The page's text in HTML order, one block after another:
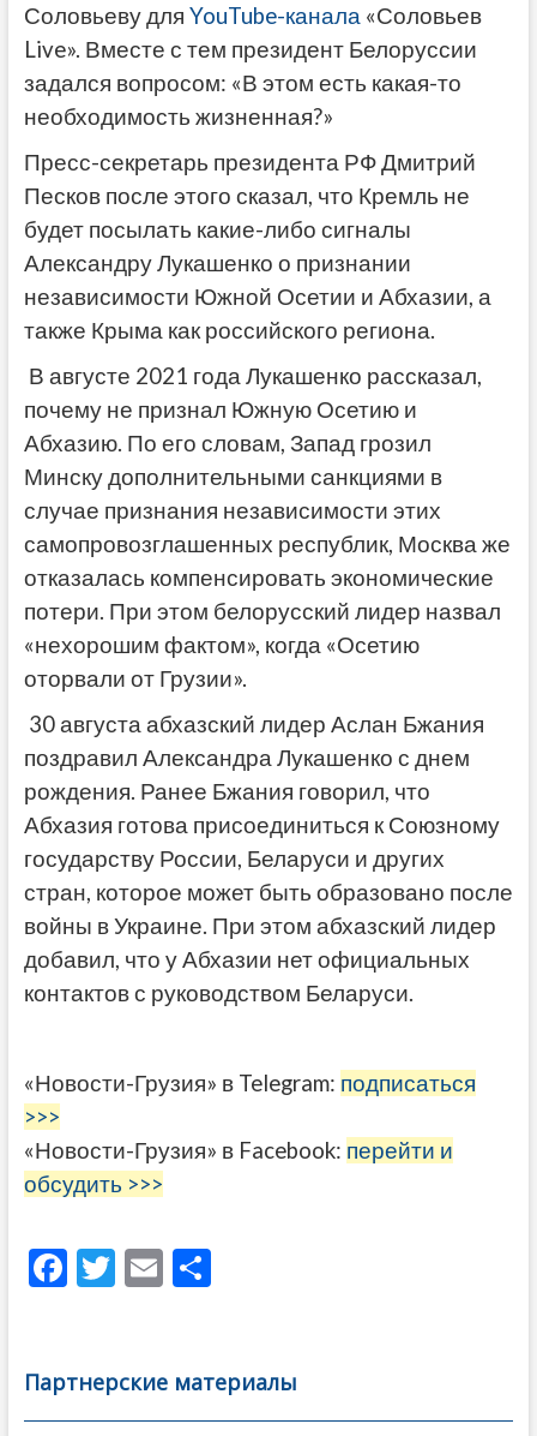
Соловьеву для YouTube-канала «Соловьев
Live». Вместе с тем президент Белоруссии
задался вопросом: «В этом есть какая-то
необходимость жизненная?»
Пресс-секретарь президента РФ Дмитрий
Песков после этого сказал, что Кремль не
будет посылать какие-либо сигналы
Александру Лукашенко о признании
независимости Южной Осетии и Абхазии, а
также Крыма как российского региона.
В августе 2021 года Лукашенко рассказал,
почему не признал Южную Осетию и
Абхазию. По его словам, Запад грозил
Минску дополнительными санкциями в
случае признания независимости этих
самопровозглашенных республик, Москва же
отказалась компенсировать экономические
потери. При этом белорусский лидер назвал
«нехорошим фактом», когда «Осетию
оторвали от Грузии».
30 августа абхазский лидер Аслан Бжания
поздравил Александра Лукашенко с днем
рождения. Ранее Бжания говорил, что
Абхазия готова присоединиться к Союзному
государству России, Беларуси и других
стран, которое может быть образовано после
войны в Украине. При этом абхазский лидер
добавил, что у Абхазии нет официальных
контактов с руководством Беларуси.
«Новости-Грузия» в Telegram: подписаться
>>>
«Новости-Грузия» в Facebook: перейти и
обсудить >>>
F
b
o
T
er
E
l
О
а
в
Партнерские материалы